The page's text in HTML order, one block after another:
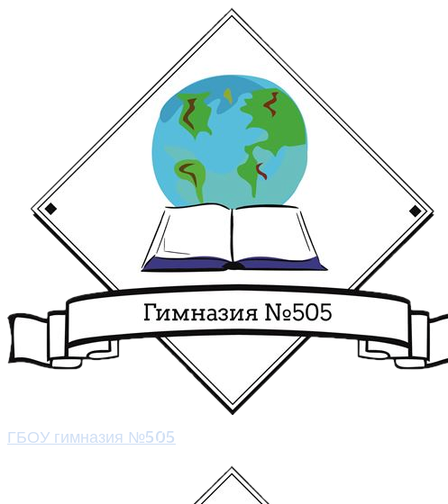
ГБОУ гимназия №505